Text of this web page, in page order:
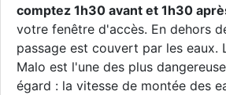
comptez 1h30 avant et 1h30
votre fenêtre d'accès. En dehors
passage est couvert par les eaux.
Malo est l'une des plus
égard : la vitesse de montée des